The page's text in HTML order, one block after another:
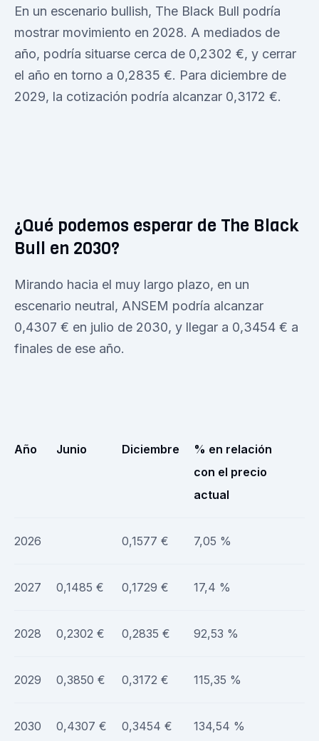
En un escenario bullish, The Black Bull podría
mostrar movimiento en 2028. A mediados de
año, podría situarse cerca de 0,2302 €, y cerrar
el año en torno a 0,2835 €. Para diciembre de
2029, la cotización podría alcanzar 0,3172 €.
¿Qué podemos esperar de The Black
Bull en 2030?
Mirando hacia el muy largo plazo, en un
escenario neutral, ANSEM podría alcanzar
0,4307 € en julio de 2030, y llegar a 0,3454 € a
finales de ese año.
Año Junio Diciembre
% en relación
con el precio
actual
2026 0,1577 € 7,05 %
2027 0,1485 € 0,1729 € 17,4 %
2028 0,2302 € 0,2835 € 92,53 %
2029 0,3850 € 0,3172 € 115,35 %
2030 0,4307 € 0,3454 € 134,54 %